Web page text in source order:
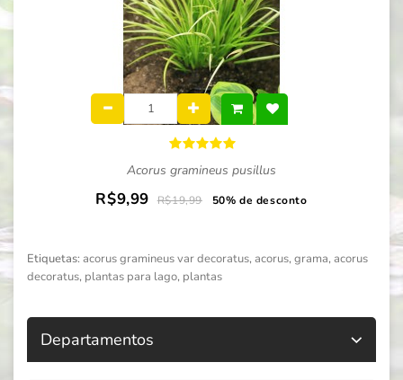
Acorus gramineus pusillus
R$9,99 R$19,99 50% de desconto
Etiquetas: acorus gramineus var decoratus, acorus, grama, acorus
decoratus, plantas para lago, plantas
Departamentos